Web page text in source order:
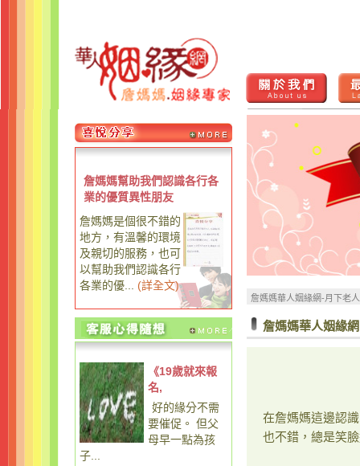
詹媽媽幫助我們認識各行各
業的優質異性朋友
詹媽媽是個很不錯的
地方，有溫馨的環境
及親切的服務，也可
以幫助我們認識各行
各業的優...
(詳全文)
《19歲就來報
名,
好的緣分不需
要催促。 但父
母早一點為孩
子...
詹媽媽華人姻緣網-月下老
詹媽媽華人姻緣
在詹媽媽這邊認
也不錯，總是笑